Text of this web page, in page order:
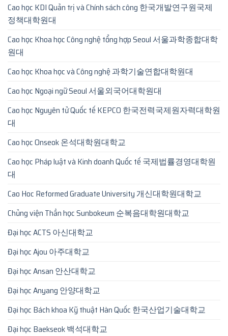
Cao học KDI Quản trị và Chính sách công 한국개발연구원국제
정책대학원대
Cao học Khoa học Công nghệ tổng hợp Seoul 서울과학종합대학
원대
Cao học Khoa học và Công nghệ 과학기술연합대학원대
Cao học Ngoại ngữ Seoul 서울외국어대학원대
Cao học Nguyên tử Quốc tế KEPCO 한국전력국제원자력대학원
대
Cao học Onseok 온석대학원대학교
Cao học Pháp luật và Kinh doanh Quốc tế 국제법률경영대학원
대
Cao Hoc Reformed Graduate University 개신대학원대학교
Chủng viện Thần học Sunbokeum 순복음대학원대학교
Đại học ACTS 아신대학교
Đại học Ajou 아주대학교
Đại học Ansan 안산대학교
Đại học Anyang 안양대학교
Đại học Bách khoa Kỹ thuật Hàn Quốc 한국산업기술대학교
Đại học Baekseok 백석대학교